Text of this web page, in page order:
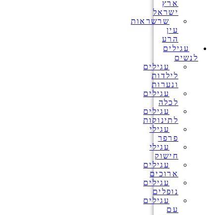
ארץ
ישראל
שרשראות
עין
הרע
עגילים
לנשים
עגילים
לילדות
ונערות
עגילים
לכלה
עגילים
לתינוקות
עגילי
פרפר
עגילי
חישוק
עגילים
ארוכים
עגילים
נופלים
עגילים
עם